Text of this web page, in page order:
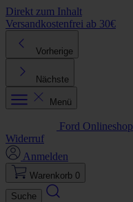
Direkt zum Inhalt
Versandkostenfrei ab 30€
Vorherige
Nächste
Menü
Ford Onlineshop
Widerruf
Anmelden
Warenkorb 0
Suche